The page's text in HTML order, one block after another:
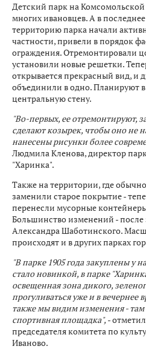
Детский парк на
многих ивановцев. А в
территорию парка начали
частности, привели в порядок
ограждения. Отремонтировали
установили новые решетки.
открывается прекрасный вид, и
объединили в одно. Планируют
центральную стену.
"Во-первых, ее отремонтируют,
сделают козырек, чтобы оно не
нанесены рисунки более
Людмила Кленова, директор
"Харинка".
Также на территории, где
заменили старое покрытие -
перенесли мусорные
Большинство изменений - после
Александра Шаботинского.
происходят и в других парках
"В парке 1905 года закуплены у
стало новинкой, в парке
освещенная зона дикого,
прогуливаться уже и в вечернее
также мы видим изменения - там
спортивная площадка", -
председателя комитета по
Иваново.